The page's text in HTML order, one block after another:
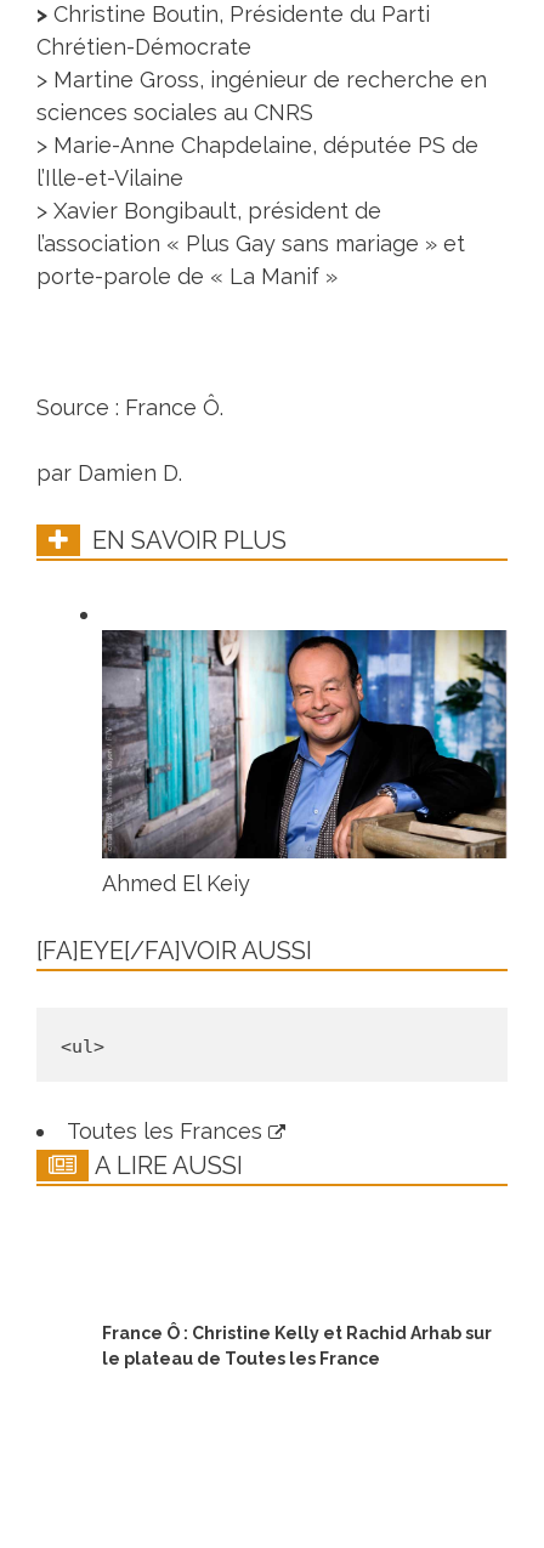
> Christine Boutin, Présidente du Parti
Chrétien-Démocrate
> Martine Gross, ingénieur de recherche en
sciences sociales au CNRS
> Marie-Anne Chapdelaine, députée PS de
l’Ille-et-Vilaine
> Xavier Bongibault, président de
l’association « Plus Gay sans mariage » et
porte-parole de « La Manif »
Source : France Ô.
par Damien D.
EN SAVOIR PLUS
Ahmed El Keiy
[FA]EYE[/FA]VOIR AUSSI
Toutes les Frances
A LIRE AUSSI
France Ô : Christine Kelly et Rachid Arhab sur
le plateau de Toutes les France